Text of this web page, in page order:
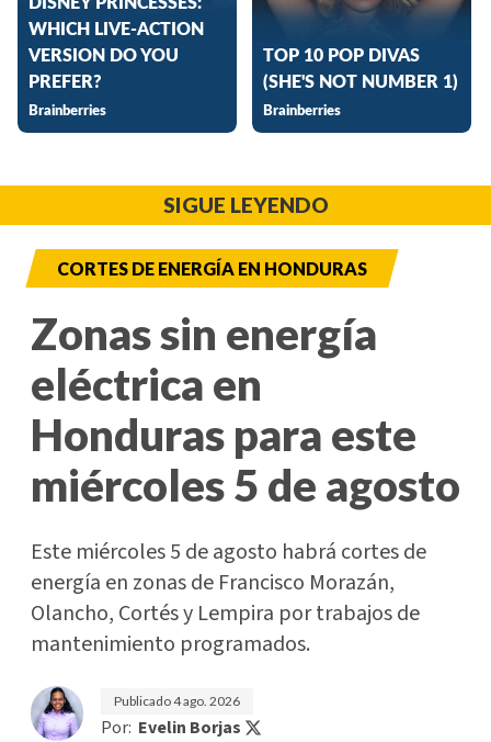
SIGUE LEYENDO
CORTES DE ENERGÍA EN HONDURAS
Zonas sin energía
eléctrica en
Honduras para este
miércoles 5 de agosto
Este miércoles 5 de agosto habrá cortes de
energía en zonas de Francisco Morazán,
Olancho, Cortés y Lempira por trabajos de
mantenimiento programados.
Publicado4 ago. 2026
Por: Evelin Borjas